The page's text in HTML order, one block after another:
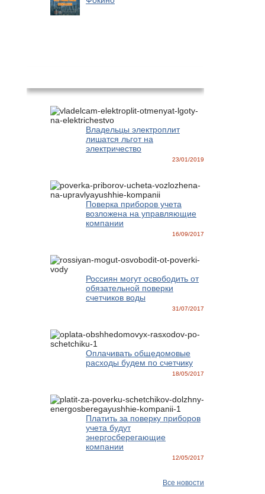
Владельцы электроплит
лишатся льгот на
электричество
23/01/2019
Поверка приборов учета
возложена на управляющие
компании
16/09/2017
Россиян могут освободить от
обязательной поверки
счетчиков воды
31/07/2017
Оплачивать общедомовые
расходы будем по счетчику
18/05/2017
Платить за поверку приборов
учета будут
энергосберегающие
компании
12/05/2017
Все новости